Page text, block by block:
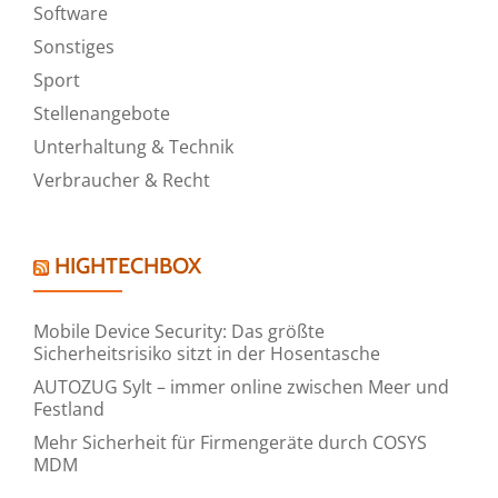
Software
Sonstiges
Sport
Stellenangebote
Unterhaltung & Technik
Verbraucher & Recht
HIGHTECHBOX
Mobile Device Security: Das größte
Sicherheitsrisiko sitzt in der Hosentasche
AUTOZUG Sylt – immer online zwischen Meer und
Festland
Mehr Sicherheit für Firmengeräte durch COSYS
MDM